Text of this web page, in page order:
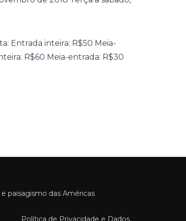
Entrada inteira: R$50 Meia-
R$60 Meia-entrada: R$30
paisagismo das Américas
Política de Privacidade e Dados